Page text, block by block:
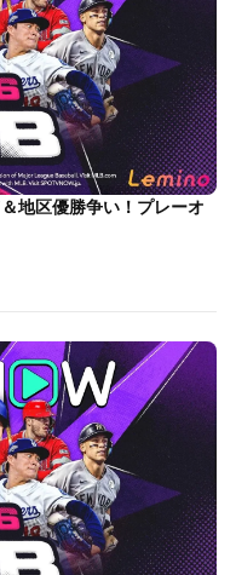
地区優勝争い！プレーオ